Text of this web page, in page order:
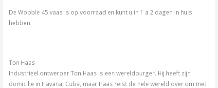
De Wobble 45 vaas is op voorraad en kunt u in 1 a 2 dagen in huis
hebben.
Ton Haas
Industrieel ontwerper Ton Haas is een wereldburger. Hij heeft zijn
domicilie in Havana, Cuba, maar Haas reist de hele wereld over om met